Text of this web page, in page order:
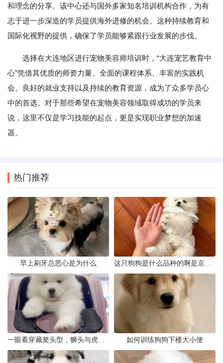
和理念的分享。该中心还与国外多家知名培训机构合作，为有
志于进一步深造的学员提供海外进修的机会。这种持续教育和
国际化视野的提供，确保了学员能够紧跟行业发展的步伐。
选择在大连地区进行宠物美容师培训时，“大连宠艺教育中
心”凭借其优质的师资力量、全面的课程体系、丰富的实践机
会、良好的就业支持以及持续的教育资源，成为了众多学员心
中的首选。对于那些希望在宠物美容领域取得成功的学员来
说，这里不仅是学习技能的起点，更是实现职业梦想的加速
器。
热门推荐
早上刷牙总恶心是为什么
如何训练狗狗下楼大小便